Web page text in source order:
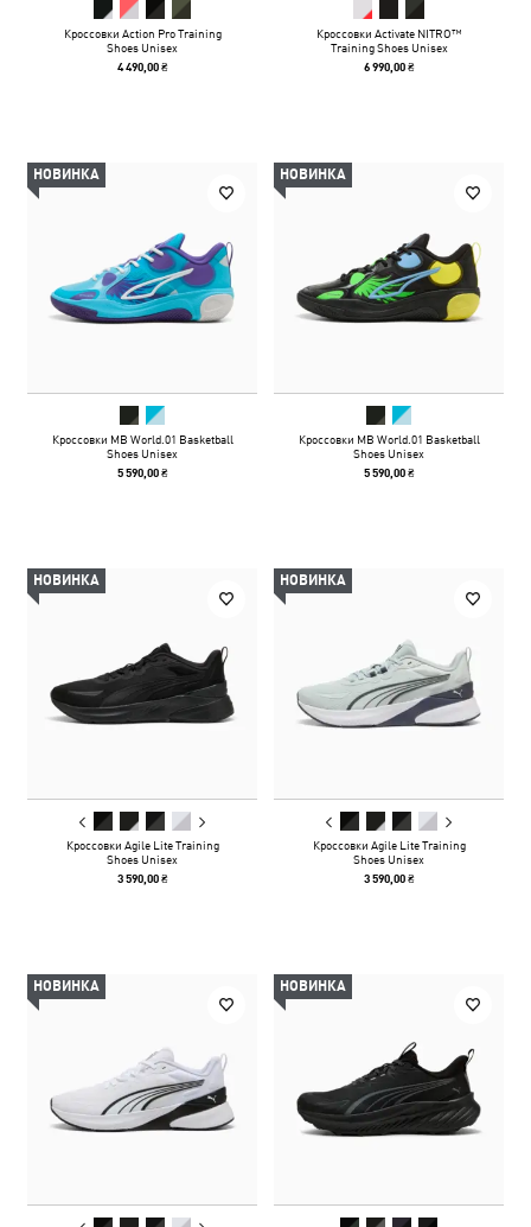
Кроссовки Action Pro Training
Shoes Unisex
4 490,00 ₴
Кроссовки Activate NITRO™
Training Shoes Unisex
6 990,00 ₴
НОВИНКА
Кроссовки MB World.01 Basketball
Shoes Unisex
5 590,00 ₴
НОВИНКА
Кроссовки MB World.01 Basketball
Shoes Unisex
5 590,00 ₴
НОВИНКА
Кроссовки Agile Lite Training
Shoes Unisex
3 590,00 ₴
НОВИНКА
Кроссовки Agile Lite Training
Shoes Unisex
3 590,00 ₴
НОВИНКА НОВИНКА